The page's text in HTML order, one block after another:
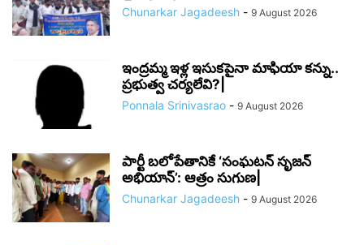
Chunarkar Jagadeesh - 9 August 2026
ఇంద్రమ్మ ఇళ్ల ఇసుకపైనా మాఫియా కన్ను..
ప్రభుత్వ చర్యలేవి?|
Ponnala Srinivasrao - 9 August 2026
పార్టీ బలోపేతానికే ‘సంఘటన్ సృజన్
అభియాన్’: ఆత్రం సుగుణ|
Chunarkar Jagadeesh - 9 August 2026